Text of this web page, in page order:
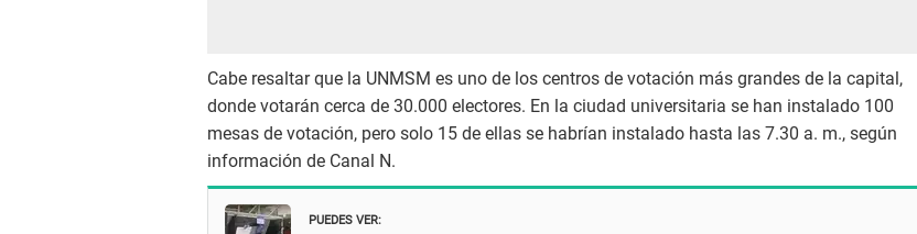
Cabe resaltar que la UNMSM es uno de los centros de votación más grandes de la capital,
donde votarán cerca de 30.000 electores. En la ciudad universitaria se han instalado 100
mesas de votación, pero solo 15 de ellas se habrían instalado hasta las 7.30 a. m., según
información de Canal N.
PUEDES VER: